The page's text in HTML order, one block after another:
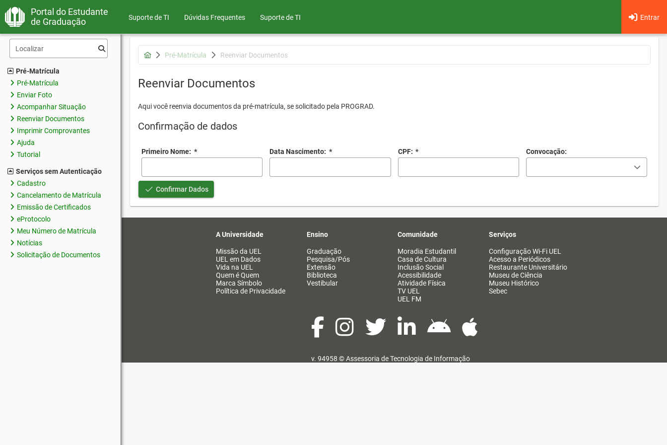
Portal do Estudante
de Graduação
Suporte de TI Dúvidas Frequentes Entrar
Suporte de TI
Pré-Matrícula
Pré-Matrícula
Enviar Foto
Acompanhar Situação
Reenviar Documentos
Imprimir Comprovantes
Ajuda
Tutorial
Serviços sem Autenticação
Cadastro
Cancelamento de Matrícula
Emissão de Certificados
eProtocolo
Meu Número de Matrícula
Notícias
Solicitação de Documentos
Pré-Matrícula Reenviar Documentos
Reenviar Documentos
Aqui você reenvia documentos da pré-matrícula, se solicitado pela PROGRAD.
Confirmação de dados
Primeiro Nome: * Data Nascimento: * CPF: * Convocação:
Confirmar Dados
A Universidade
Missão da UEL
UEL em Dados
Vida na UEL
Quem é Quem
Marca Símbolo
Política de Privacidade
Ensino
Graduação
Pesquisa/Pós
Extensão
Biblioteca
Vestibular
Comunidade
Moradia Estudantil
Casa de Cultura
Inclusão Social
Acessibilidade
Atividade Física
TV UEL
UEL FM
Serviços
Configuração Wi-Fi UEL
Acesso a Periódicos
Restaurante Universitário
Museu de Ciência
Museu Histórico
Sebec
v. 94958 ©Assessoria de Tecnologia de Informação